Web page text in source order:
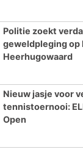
Politie zoekt
geweldpleging op
Heerhugowaard
Nieuw jasje voor
tennistoernooi:
Open